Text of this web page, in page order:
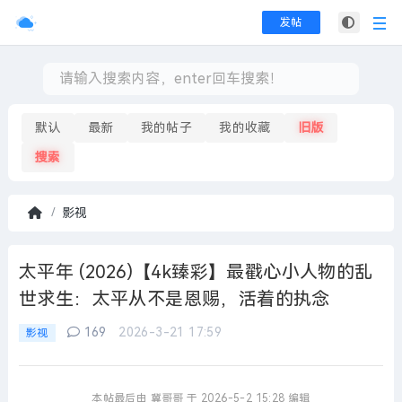
发帖
默认 最新 我的帖子 我的收藏 旧版
搜索
页
影视
太平年 (2026)【4k臻彩】最戳心小人物的乱
世求生：太平从不是恩赐，活着的执念
影视 169 2026-3-21 17:59
本帖最后由 冀哥哥 于 2026-5-2 15:28 编辑